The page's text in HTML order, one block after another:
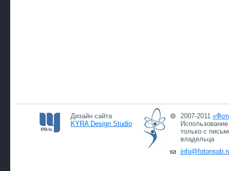
Дизайн сайта
KYRA Design Studio
2007-2011
только с
владельца